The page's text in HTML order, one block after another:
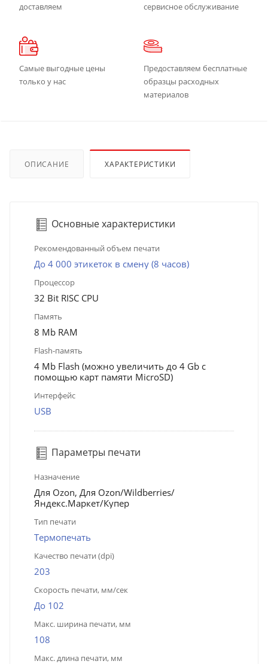
доставляем
сервисное обслуживание
Самые выгодные цены
только у нас
Предоставляем бесплатные
образцы расходных
материалов
ОПИСАНИЕ ХАРАКТЕРИСТИКИ
Основные характеристики
Рекомендованный объем печати
До 4 000 этикеток в смену (8 часов)
Процессор
32 Bit RISC CPU
Память
8 Mb RAM
Flash-память
4 Mb Flash (можно увеличить до 4 Gb с
помощью карт памяти MicroSD)
Интерфейс
USB
Параметры печати
Назначение
Для Ozon, Для Ozon/Wildberries/
Яндекс.Маркет/Купер
Тип печати
Термопечать
Качество печати (dpi)
203
Скорость печати, мм/сек
До 102
Макс. ширина печати, мм
108
Макс. длина печати, мм